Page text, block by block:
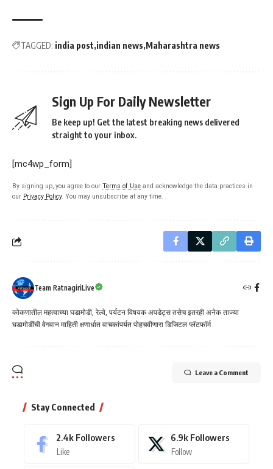
TAGGED: india post indian news Maharashtra news
Sign Up For Daily Newsletter
Be keep up! Get the latest breaking news delivered
straight to your inbox.
[mc4wp_form]
By signing up, you agree to our Terms of Use and acknowledge the data practices in
our Privacy Policy. You may unsubscribe at any time.
Team RatnagiriLive
कोकणातील महत्वाच्या घडामोडी, रेल्वे, पर्यटन विषयक अपडेट्स तसेच इतरही अनेक ताज्या
घडामोडींची वेगवान माहिती क्षणार्धात वाचकांपर्यत पोहचवीणारा डिजिटल प्लॅटफॉर्म
Leave a Comment
Stay Connected
2.4k Followers
Like
6.9k Followers
Follow